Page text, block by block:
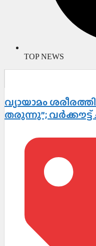
TOP NEWS
വ്യായാമം